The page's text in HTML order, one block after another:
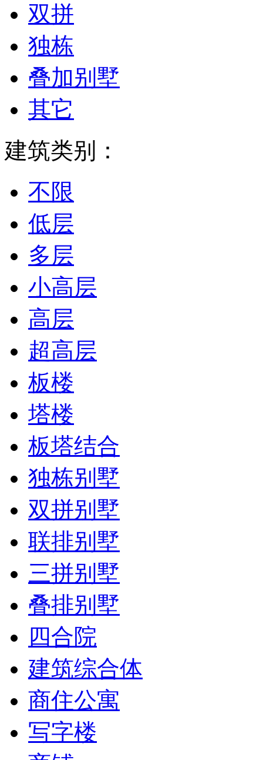
双拼
独栋
叠加别墅
其它
建筑类别：
不限
低层
多层
小高层
高层
超高层
板楼
塔楼
板塔结合
独栋别墅
双拼别墅
联排别墅
三拼别墅
叠排别墅
四合院
建筑综合体
商住公寓
写字楼